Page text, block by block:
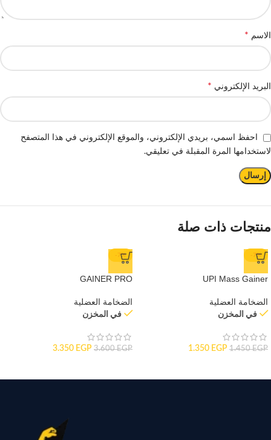
الاسم *
البريد الإلكتروني *
احفظ اسمي، بريدي الإلكتروني، والموقع الإلكتروني في هذا المتصفح
لاستخدامها المرة المقبلة في تعليقي.
منتجات ذات صلة
-7%
UPI Mass Gainer
الضخامة العضلية
في المخزن
1.450EGP
1.350 EGP
-7%
GAINER PRO
الضخامة العضلية
في المخزن
3.600EGP
3.350 EGP